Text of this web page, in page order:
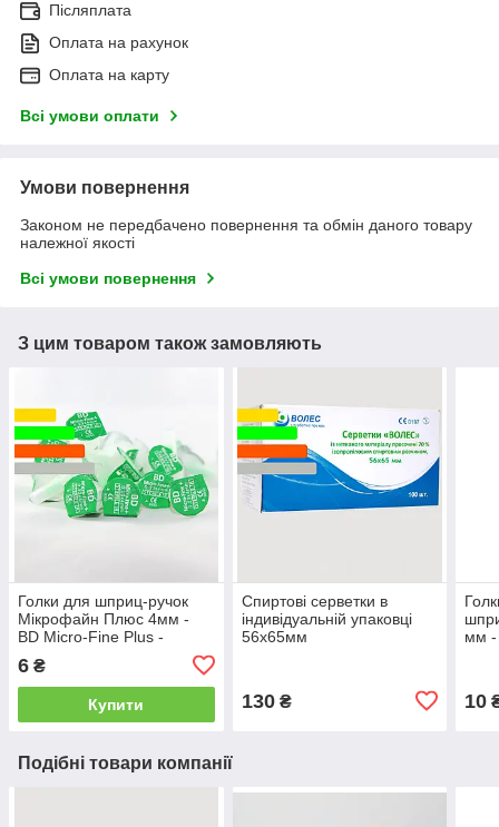
Післяплата
Оплата на рахунок
Оплата на карту
Всі умови оплати
Умови повернення
Законом не передбачено повернення та обмін даного товару
належної якості
Всі умови повернення
З цим товаром також замовляють
Голки для шприц-ручок
Мікрофайн Плюс 4мм -
BD Micro-Fine Plus -
6 ₴
Купити
Спиртові серветки в
індивідуальній упаковці
56х65мм
130₴
мм -
10
Подібні товари компанії